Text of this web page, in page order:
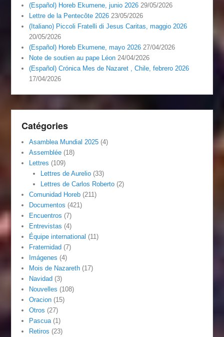
(Español) Horeb Ekumene, junio 2026 29/05/2026
Lettre de la Pentecôte 2026 23/05/2026
(Italiano) Piccoli Fratelli di Jesus Caritas, maggio 2026
20/05/2026
(Español) Horeb Ekumene, mayo 2026 27/04/2026
Note de soutien au pape Léon 24/04/2026
(Español) Crónica Mes de Nazaret , Chile, febrero 2026
17/04/2026
Catégories
Asamblea Mundial 2025 (4)
Assemblée (18)
Lettres (109)
Lettres de Aurelio(33)
Lettres de Carlos Roberto(2)
Comunidad Horeb (211)
Documentos (421)
Encuentros (7)
Entrevistas (4)
Équipe international (11)
Fraternidad (7)
Imágenes (4)
Mois de Nazareth (17)
Navidad (3)
Nouvelles (108)
Oracion (15)
Otros (27)
Pascua (1)
Retiros (23)